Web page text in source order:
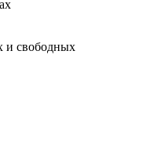
и свободных